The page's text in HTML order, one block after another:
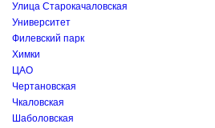
Улица Старокачаловская
Университет
Филевский парк
Химки
ЦАО
Чертановская
Чкаловская
Шаболовская